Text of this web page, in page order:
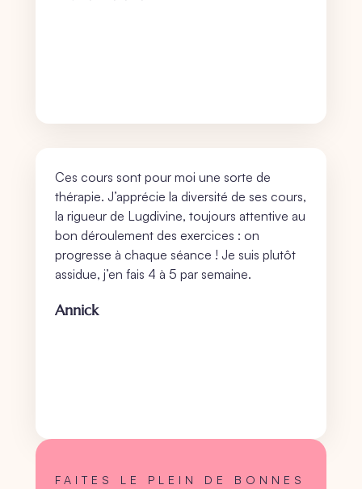
Ces cours sont pour moi une sorte de
thérapie. J’apprécie la diversité de ses cours,
la rigueur de Lugdivine, toujours attentive au
bon déroulement des exercices : on
progresse à chaque séance ! Je suis plutôt
assidue, j’en fais 4 à 5 par semaine.
Annick
FAITES LE PLEIN DE BONNES